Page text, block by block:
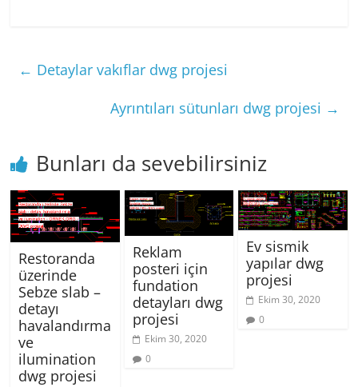
← Detaylar vakıflar dwg projesi
Ayrıntıları sütunları dwg projesi →
Bunları da sevebilirsiniz
Restoranda
üzerinde
Sebze slab –
detayı
havalandırma
ve
ilumination
dwg projesi
Reklam
posteri için
fundation
detayları dwg
projesi
Ekim 30, 2020
0
Ev sismik
yapılar dwg
projesi
Ekim 30, 2020
0